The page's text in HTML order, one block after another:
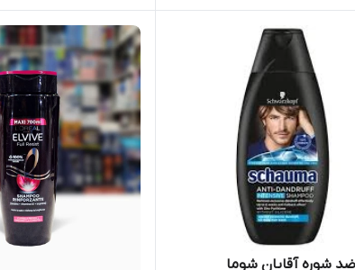
شوره آقایان شوما